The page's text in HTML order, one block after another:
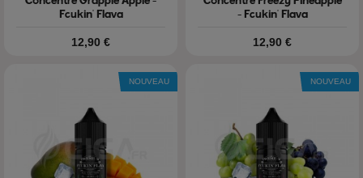
Fcukin' Flava
Prix
12,90 €
- Fcukin' Flava
Prix
12,90 €
NOUVEAU NOUVEAU